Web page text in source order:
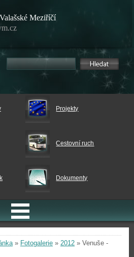
Meziříčí
Projekty
Cestovní ruch
Dokumenty
» Fotogalerie » 2012 » Venuše -